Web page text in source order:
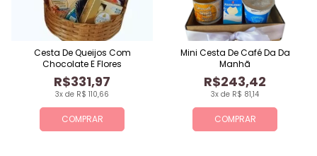
COMPRAR
3x de R$ 110,66
R$331,97
Cesta De Queijos Com
Chocolate E Flores
COMPRAR
3x de R$ 81,14
R$243,42
Mini Cesta De Café Da Da
Manhã